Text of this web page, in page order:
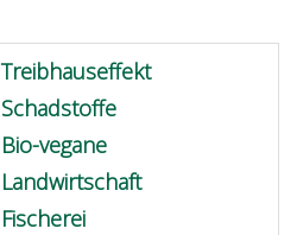
Treibhauseffekt
Schadstoffe
Bio-vegane
Landwirtschaft
Fischerei